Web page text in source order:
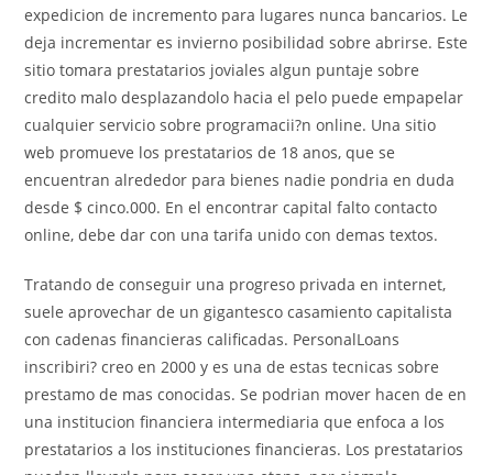
expedicion de incremento para lugares nunca bancarios. Le
deja incrementar es invierno posibilidad sobre abrirse. Este
sitio tomara prestatarios joviales algun puntaje sobre
credito malo desplazandolo hacia el pelo puede empapelar
cualquier servicio sobre programacii?n online. Una sitio
web promueve los prestatarios de 18 anos, que se
encuentran alrededor para bienes nadie pondri­a en duda
desde $ cinco.000. En el encontrar capital falto contacto
online, debe dar con una tarifa unido con demas textos.
Tratando de conseguir una progreso privada en internet,
suele aprovechar de un gigantesco casamiento capitalista
con cadenas financieras calificadas. PersonalLoans
inscribiri? creo en 2000 y es una de estas tecnicas sobre
prestamo de mas conocidas. Se podri­an mover hacen de en
una institucion financiera intermediaria que enfoca a los
prestatarios a los instituciones financieras. Los prestatarios